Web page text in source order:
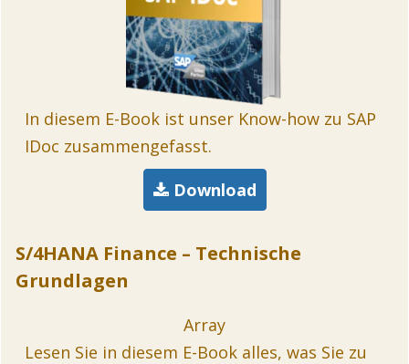
In diesem E-Book ist unser Know-how zu SAP
IDoc zusammengefasst.
Download
S/4HANA Finance – Technische
Grundlagen
Array
Lesen Sie in diesem E-Book alles, was Sie zu